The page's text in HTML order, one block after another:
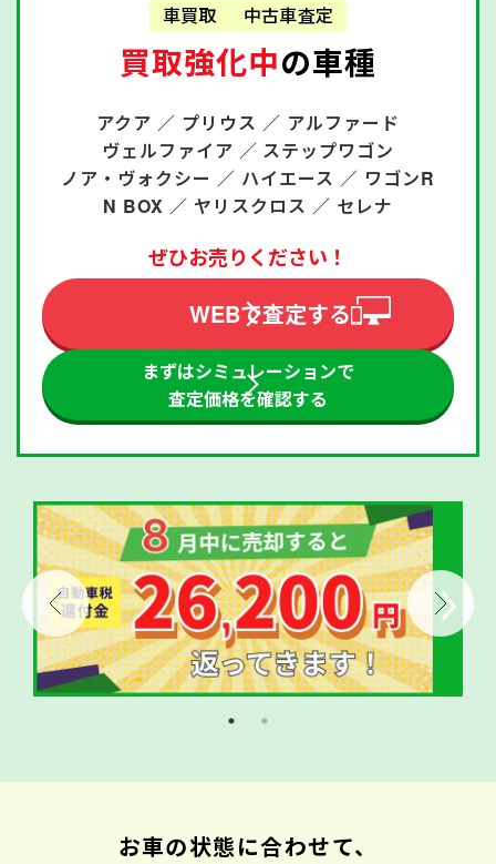
車買取 中古車査定
買取強化中の車種
アクア ／ プリウス ／ アルファード
ヴェルファイア ／ ステップワゴン
ノア・ヴォクシー ／ ハイエース ／ ワゴンR
N BOX ／ ヤリスクロス ／ セレナ
ぜひお売りください！
WEBで査定する
まずはシミュレーションで
査定価格を確認する
お車の状態に合わせて、